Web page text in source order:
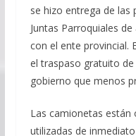
se hizo entrega de las
Juntas Parroquiales
con el ente provincial.
el traspaso gratuito
gobierno que menos
Las camionetas están
utilizadas de